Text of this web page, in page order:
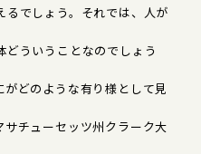
でしょう。それでは、人が
ういうことなのでしょう
どのような有り様として見
サチューセッツ州クラーク大